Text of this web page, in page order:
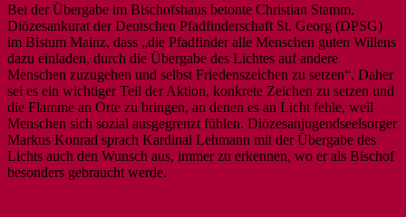
Bei der Übergabe im Bischofshaus betonte Christian Stamm,
Diözesankurat der Deutschen Pfadfinderschaft St. Georg (DPSG)
im Bistum Mainz, dass „die Pfadfinder alle Menschen guten Willens
dazu einladen, durch die Übergabe des Lichtes auf andere
Menschen zuzugehen und selbst Friedenszeichen zu setzen“. Daher
sei es ein wichtiger Teil der Aktion, konkrete Zeichen zu setzen und
die Flamme an Orte zu bringen, an denen es an Licht fehle, weil
Menschen sich sozial ausgegrenzt fühlen. Diözesanjugendseelsorger
Markus Konrad sprach Kardinal Lehmann mit der Übergabe des
Lichts auch den Wunsch aus, immer zu erkennen, wo er als Bischof
besonders gebraucht werde.